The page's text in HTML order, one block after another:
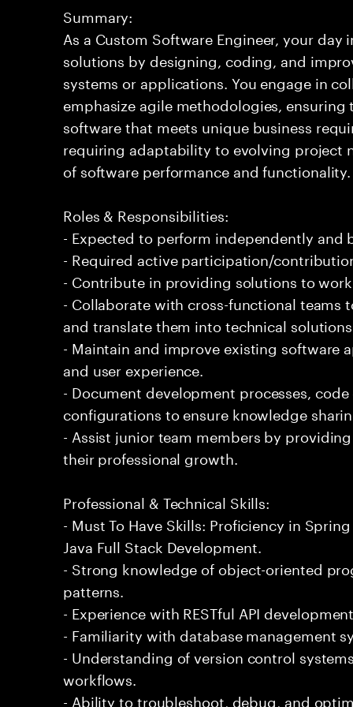
Summary:
As a Custom Software Engineer, your
solutions by designing, coding, and
systems or applications. You engage in
emphasize agile methodologies,
software that meets unique business
requiring adaptability to evolving project
of software performance and functionality.
Roles & Responsibilities:
- Expected to perform independently and
- Required active participation/
- Contribute in providing solutions to
- Collaborate with cross-functional
and translate them into technical
- Maintain and improve existing software
and user experience.
- Document development processes,
configurations to ensure knowledge
- Assist junior team members by
their professional growth.
Professional & Technical Skills:
- Must To Have Skills: Proficiency in
Java Full Stack Development.
- Strong knowledge of object-oriented
patterns.
- Experience with RESTful API
- Familiarity with database management
- Understanding of version control
workflows.
- Ability to troubleshoot, debug, and